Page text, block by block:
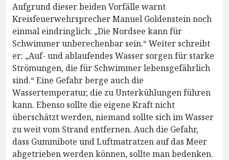
Aufgrund dieser beiden Vorfälle warnt
Kreisfeuerwehrsprecher Manuel Goldenstein noch
einmal eindringlich: „Die Nordsee kann für
Schwimmer unberechenbar sein.“ Weiter schreibt
er: „Auf- und ablaufendes Wasser sorgen für starke
Strömungen, die für Schwimmer lebensgefährlich
sind.“ Eine Gefahr berge auch die
Wassertemperatur, die zu Unterkühlungen führen
kann. Ebenso sollte die eigene Kraft nicht
überschätzt werden, niemand sollte sich im Wasser
zu weit vom Strand entfernen. Auch die Gefahr,
dass Gummibote und Luftmatratzen auf das Meer
abgetrieben werden können, sollte man bedenken.